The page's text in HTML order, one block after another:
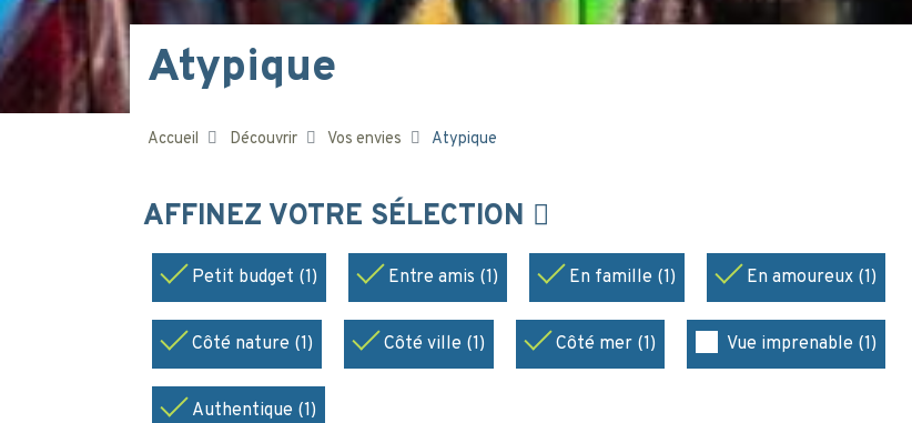
Atypique
Accueil Découvrir Vos envies Atypique
AFFINEZ VOTRE SÉLECTION
Petit budget (1) Entre amis (1) En famille (1) En amoureux (1)
Côté nature (1) Côté ville (1) Côté mer (1) Vue imprenable (1)
Authentique (1)